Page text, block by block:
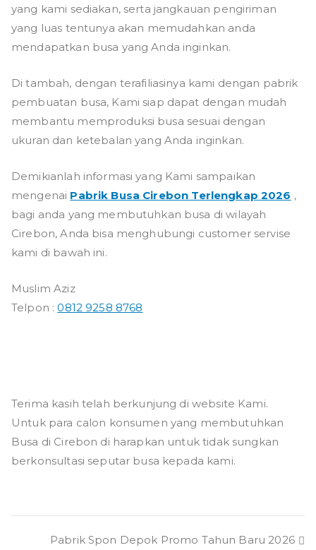
yang kami sediakan, serta jangkauan pengiriman
yang luas tentunya akan memudahkan anda
mendapatkan busa yang Anda inginkan.
Di tambah, dengan terafiliasinya kami dengan pabrik
pembuatan busa, Kami siap dapat dengan mudah
membantu memproduksi busa sesuai dengan
ukuran dan ketebalan yang Anda inginkan.
Demikianlah informasi yang Kami sampaikan
mengenai Pabrik Busa Cirebon Terlengkap 2026 ,
bagi anda yang membutuhkan busa di wilayah
Cirebon, Anda bisa menghubungi customer servise
kami di bawah ini.
Muslim Aziz
Telpon :0812 9258 8768
Terima kasih telah berkunjung di website Kami.
Untuk para calon konsumen yang membutuhkan
Busa di Cirebon di harapkan untuk tidak sungkan
berkonsultasi seputar busa kepada kami.
Navigasi
Pabrik Spon Depok Promo Tahun Baru 2026